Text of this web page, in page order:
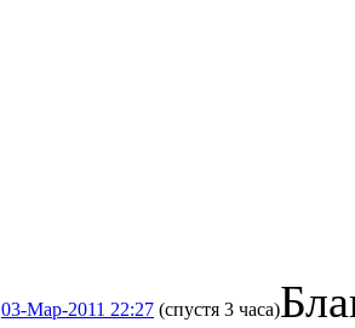
03-Мар-2011 22:27 (спустя 3 часа)